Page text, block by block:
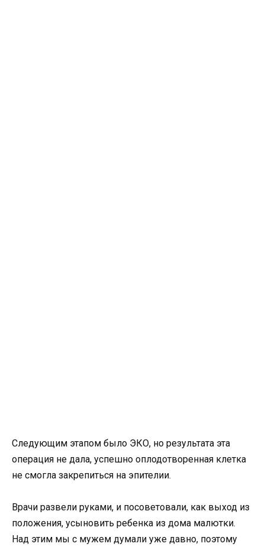
Следующим этапом было ЭКО, но результата эта
операция не дала, успешно оплодотворенная клетка
не смогла закрепиться на эпителии.
Врачи развели руками, и посоветовали, как выход из
положения, усыновить ребенка из дома малютки.
Над этим мы с мужем думали уже давно, поэтому